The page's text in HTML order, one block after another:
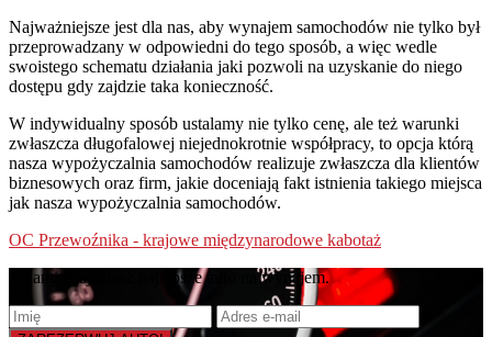
Najważniejsze jest dla nas, aby wynajem samochodów nie tylko był
przeprowadzany w odpowiedni do tego sposób, a więc wedle
swoistego schematu działania jaki pozwoli na uzyskanie do niego
dostępu gdy zajdzie taka konieczność.
W indywidualny sposób ustalamy nie tylko cenę, ale też warunki
zwłaszcza długofalowej niejednokrotnie współpracy, to opcja którą
nasza wypożyczalnia samochodów realizuje zwłaszcza dla klientów
biznesowych oraz firm, jakie doceniają fakt istnienia takiego miejsca
jak nasza wypożyczalnia samochodów.
OC Przewoźnika - krajowe międzynarodowe kabotaż
Z nami znajdziesz najlepsze auto na wynajem.